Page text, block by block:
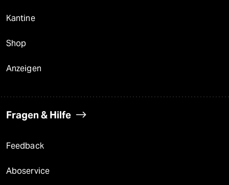
Kantine
Shop
Anzeigen
Fragen & Hilfe
Feedback
Aboservice